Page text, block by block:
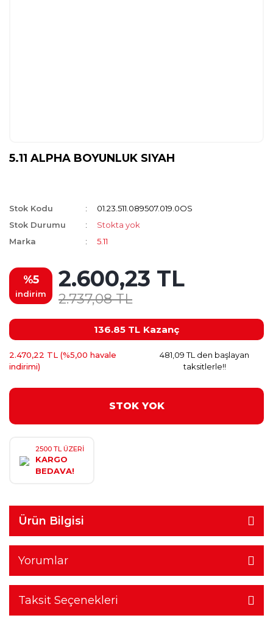
5.11 ALPHA BOYUNLUK SIYAH
Stok Kodu
01.23.511.089507.019.0OS
Stok Durumu
Stokta yok
Marka
5.11
%5
indirim
2.600,23 TL
2.737,08 TL
136.85 TL Kazanç
2.470,22 TL (%5,00 havale
indirimi)
481,09 TL den başlayan
taksitlerle!!
STOK YOK
2500 TL ÜZERİ
KARGO
BEDAVA!
Ürün Bilgisi
Yorumlar
Taksit Seçenekleri